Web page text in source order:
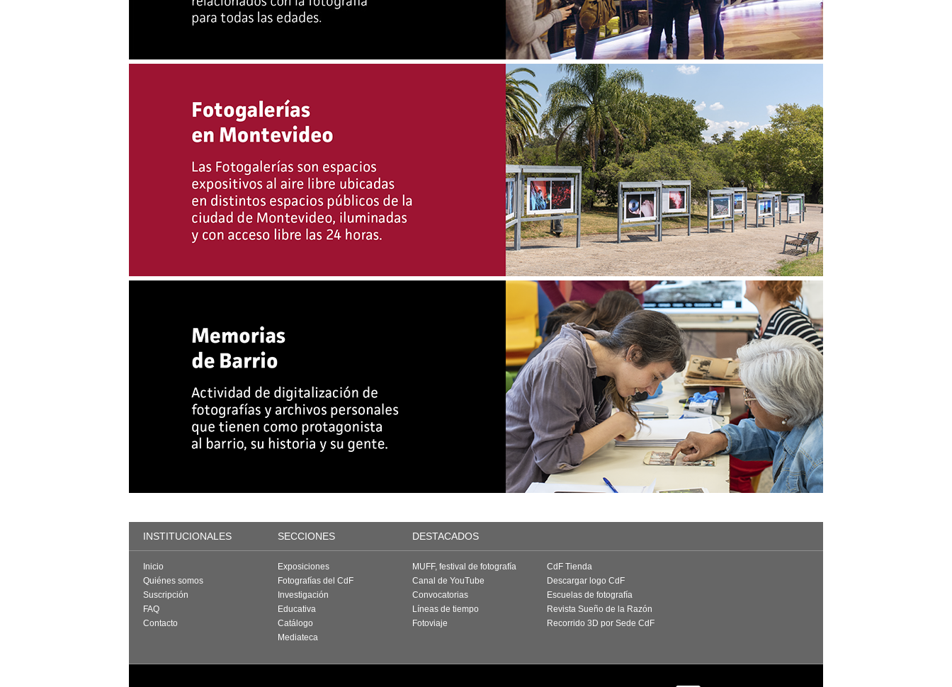
INSTITUCIONALES SECCIONES DESTACADOS
Inicio
Quiénes somos
Suscripción
FAQ
Contacto
Exposiciones
Fotografías del CdF
Investigación
Educativa
Catálogo
Mediateca
MUFF, festival de fotografía
Canal de YouTube
Convocatorias
Líneas de tiempo
Fotoviaje
CdF Tienda
Descargar logo CdF
Escuelas de fotografía
Revista Sueño de la Razón
Recorrido 3D por Sede CdF